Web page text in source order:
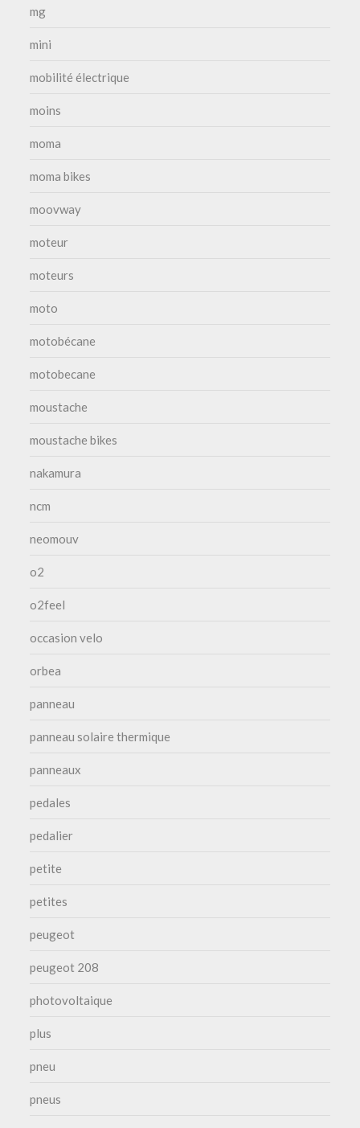
mg
mini
mobilité électrique
moins
moma
moma bikes
moovway
moteur
moteurs
moto
motobécane
motobecane
moustache
moustache bikes
nakamura
ncm
neomouv
o2
o2feel
occasion velo
orbea
panneau
panneau solaire thermique
panneaux
pedales
pedalier
petite
petites
peugeot
peugeot 208
photovoltaique
plus
pneu
pneus